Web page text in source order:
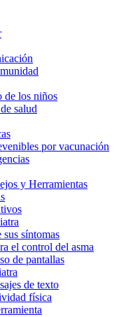
de los niños
salud
por vacunación
y Herramientas
síntomas
el control del asma
de pantallas
de texto
física